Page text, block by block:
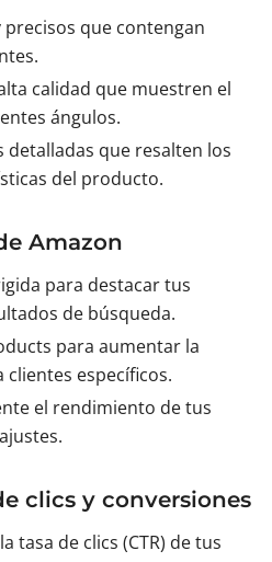
que contengan
calidad que muestren el
ángulos.
detalladas que resalten los
del producto.
Amazon
para destacar tus
de búsqueda.
para aumentar la
específicos.
el rendimiento de tus
clics y conversiones
tasa de clics (CTR) de tus